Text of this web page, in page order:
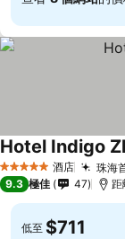
5 星級 酒店 珠海
Hotel Indigo
9.3 極佳 47 距
低至 $711